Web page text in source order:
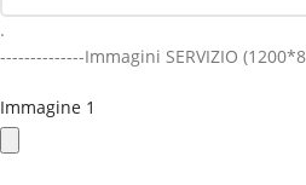
.
--------------Immagini SERVIZIO
Immagine 1